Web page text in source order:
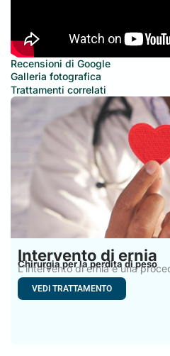
Recensioni di Google
Galleria fotografica
Trattamenti correlati
Intervento di ernia
Chirurgia per la perdita di peso
L’intervento di ernia è una
corregge i
VEDI TRATTAMENTO